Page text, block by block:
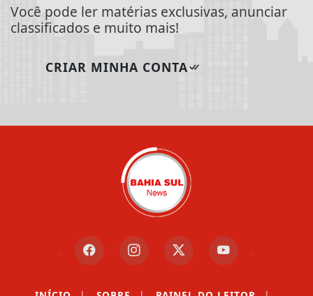
Você pode ler matérias exclusivas, anunciar
classificados e muito mais!
CRIAR MINHA CONTA